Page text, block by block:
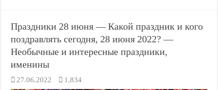
Праздники 28 июня — Какой праздник и кого
поздравлять сегодня, 28 июня 2022? —
Необычные и интересные праздники,
именины
27.06.2022 1,834